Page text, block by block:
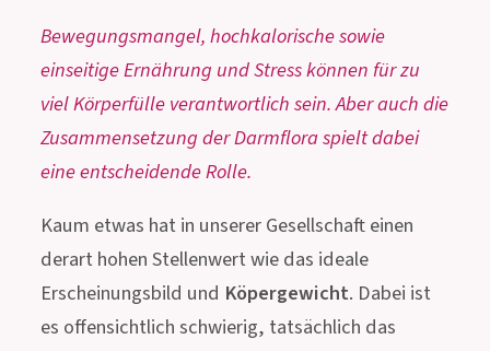
Bewegungsmangel, hochkalorische sowie
einseitige Ernährung und Stress können für zu
viel Körperfülle verantwortlich sein. Aber auch die
Zusammensetzung der Darmflora spielt dabei
eine entscheidende Rolle.
Kaum etwas hat in unserer Gesellschaft einen
derart hohen Stellenwert wie das ideale
Erscheinungsbild und Köpergewicht. Dabei ist
es offensichtlich schwierig, tatsächlich das